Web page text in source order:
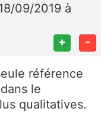
09/2019 à
+ -
référence
le
qualitatives.